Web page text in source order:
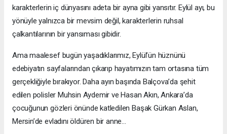
karakterlerin iç dünyasını adeta bir ayna gibi yansıtır. Eylül ayı, bu
yönüyle yalnızca bir mevsim değil, karakterlerin ruhsal
çalkantılarının bir yansıması gibidir.
Ama maalesef bugün yaşadıklarımız, Eylül’ün hüznünü
edebiyatın sayfalarından çıkarıp hayatımızın tam ortasına tüm
gerçekliğiyle bırakıyor. Daha ayın başında Balçova’da şehit
edilen polisler Muhsin Aydemir ve Hasan Akın, Ankara’da
çocuğunun gözleri önünde katledilen Başak Gürkan Aslan,
Mersin’de evladını öldüren bir anne…